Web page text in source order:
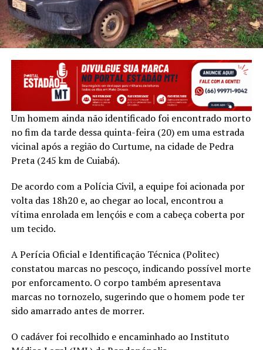
Um homem ainda não identificado foi encontrado morto
no fim da tarde dessa quinta-feira (20) em uma estrada
vicinal após a região do Curtume, na cidade de Pedra
Preta (245 km de Cuiabá).
De acordo com a Polícia Civil, a equipe foi acionada por
volta das 18h20 e, ao chegar ao local, encontrou a
vítima enrolada em lençóis e com a cabeça coberta por
um tecido.
A Perícia Oficial e Identificação Técnica (Politec)
constatou marcas no pescoço, indicando possível morte
por enforcamento. O corpo também apresentava
marcas no tornozelo, sugerindo que o homem pode ter
sido amarrado antes de morrer.
O cadáver foi recolhido e encaminhado ao Instituto